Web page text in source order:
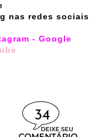
nas redes sociais
- Google
34